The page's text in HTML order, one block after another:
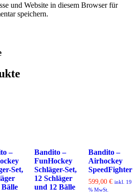
und Website in diesem Browser für
speichern.
–
Set,
Bandito –
FunHockey
Schläger-Set,
12 Schläger
und 12 Bälle
Bandito –
Airhockey
SpeedFighter
599,00 € inkl. 19
% MwSt.